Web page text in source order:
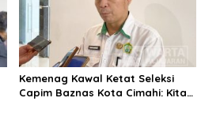
Kemenag Kawal Ketat Seleksi
Capim Baznas Kota Cimahi: Kita